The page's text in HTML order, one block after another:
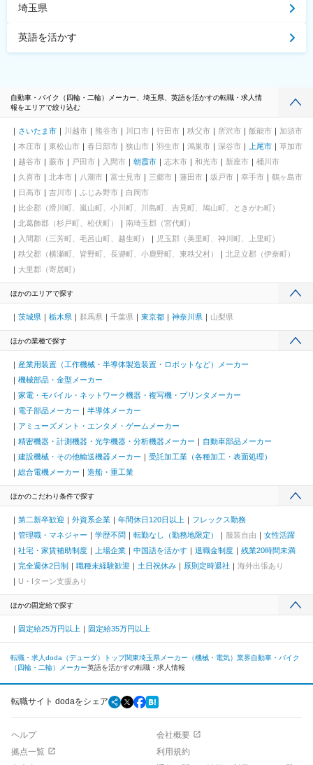
埼玉県
英語を活かす
自動車・バイク（四輪・二輪）メーカー、埼玉県、英語を活かすの転職・求人情
報をエリアで絞り込む
さいたま市 川越市 熊谷市 川口市 行田市 秩父市 所沢市 飯能市
加須市
本庄市
東松山市 春日部市 狭山市 羽生市 鴻巣市 深谷市 上尾市
草加市
越谷市
蕨市 戸田市 入間市 朝霞市 志木市 和光市 新座市
桶川市
久喜市
北本市 八潮市 富士見市 三郷市 蓮田市 坂戸市 幸手市
鶴ヶ島市
日高市
吉川市 ふじみ野市
白岡市
比企郡（滑川町、嵐山町、小川町、川島町、吉見町、鳩山町、ときがわ町）
北葛飾郡（杉戸町、松伏町）
南埼玉郡（宮代町）
入間郡（三芳町、毛呂山町、越生町）
児玉郡（美里町、神川町、上里町）
秩父郡（横瀬町、皆野町、長瀞町、小鹿野町、東秩父村）
北足立郡（伊奈町）
大里郡（寄居町）
ほかのエリアで探す
茨城県 栃木県 群馬県 千葉県 東京都 神奈川県 山梨県
ほかの業種で探す
産業用装置（工作機械・半導体製造装置・ロボットなど）メーカー
機械部品・金型メーカー
家電・モバイル・ネットワーク機器・複写機・プリンタメーカー
電子部品メーカー
半導体メーカー
アミューズメント・エンタメ・ゲームメーカー
精密機器・計測機器・光学機器・分析機器メーカー
自動車部品メーカー
建設機械・その他輸送機器メーカー
受託加工業（各種加工・表面処理）
総合電機メーカー
造船・重工業
ほかのこだわり条件で探す
第二新卒歓迎 外資系企業 年間休日120日以上
フレックス勤務
管理職・マネジャー
学歴不問 転勤なし（勤務地限定） 服装自由
女性活躍
社宅・家賃補助制度
上場企業 中国語を活かす 退職金制度
残業20時間未満
完全週休2日制
職種未経験歓迎 土日祝休み 原則定時退社
海外出張あり
U・Iターン支援あり
ほかの固定給で探す
固定給25万円以上 固定給35万円以上
転職・求人doda（デューダ）トップ関東埼玉県 メーカー（機械・電気）業界自動車・バイク
（四輪・二輪）メーカー英語を活かすの転職・求人情報
転職サイト dodaをシェア
ヘルプ
会社概要
拠点一覧
利用規約